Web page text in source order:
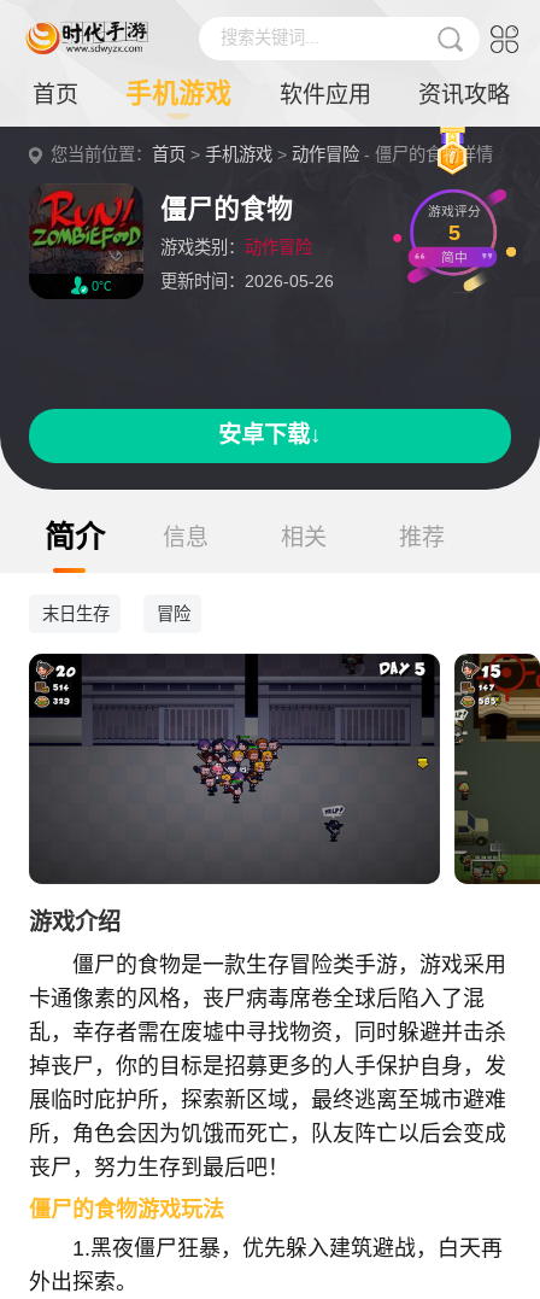
搜索关键词...
首页 手机游戏 软件应用 资讯攻略
您当前位置：首页 >手机游戏 >动作冒险 - 僵尸的食物详情
0℃
僵尸的食物
游戏类别： 动作冒险
更新时间：2026-05-26
游戏评分
5
简中
安卓下载↓
简介 信息 相关 推荐
末日生存 冒险
游戏介绍
僵尸的食物是一款生存冒险类手游，游戏采用
卡通像素的风格，丧尸病毒席卷全球后陷入了混
乱，幸存者需在废墟中寻找物资，同时躲避并击杀
掉丧尸，你的目标是招募更多的人手保护自身，发
展临时庇护所，探索新区域，最终逃离至城市避难
所，角色会因为饥饿而死亡，队友阵亡以后会变成
丧尸，努力生存到最后吧！
僵尸的食物游戏玩法
1.黑夜僵尸狂暴，优先躲入建筑避战，白天再
外出探索。